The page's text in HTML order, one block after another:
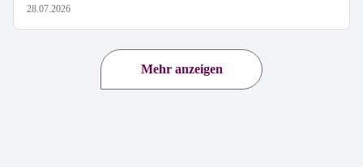
28.07.2026
Mehr anzeigen